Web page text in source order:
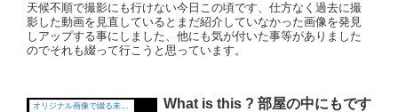
天候不順で撮影にも行けない今日この頃です、仕方なく過去に撮
影した動画を見直しているとまだ紹介していなかった画像を発見
しアップする事にしました、他にも気が付いた事等がありました
のでそれも綴って行こうと思っています。
オリジナル画像で綴る未確認飛行物体（UFO)
What is this ? 部屋の中にもです